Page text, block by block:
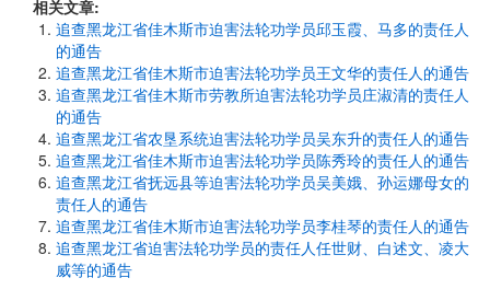
相关文章:
追查黑龙江省佳木斯市迫害法轮功学员邱玉霞、马多的责任人
的通告
追查黑龙江省佳木斯市迫害法轮功学员王文华的责任人的通告
追查黑龙江省佳木斯市劳教所迫害法轮功学员庄淑清的责任人
的通告
追查黑龙江省农垦系统迫害法轮功学员吴东升的责任人的通告
追查黑龙江省佳木斯市迫害法轮功学员陈秀玲的责任人的通告
追查黑龙江省抚远县等迫害法轮功学员吴美娥、孙运娜母女的
责任人的通告
追查黑龙江省佳木斯市迫害法轮功学员李桂琴的责任人的通告
追查黑龙江省迫害法轮功学员的责任人任世财、白述文、凌大
威等的通告